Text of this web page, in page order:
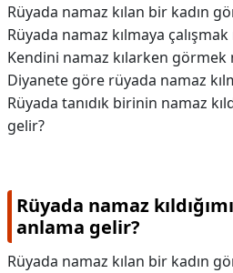
Rüyada namaz kılan bir kadın
Rüyada namaz kılmaya
Kendini namaz kılarken görmek
Diyanete göre rüyada namaz
Rüyada tanıdık birinin namaz
gelir?
Rüyada namaz
anlama gelir?
Rüyada namaz kılan bir kadın